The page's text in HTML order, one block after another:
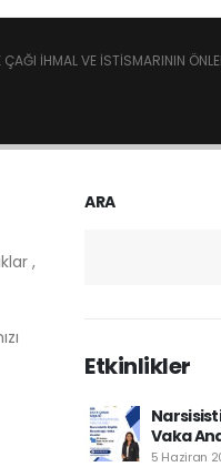
İHMAL VE İSTISMARININ
,
ARA
Etkinlikler
Vaka
5 Haziran